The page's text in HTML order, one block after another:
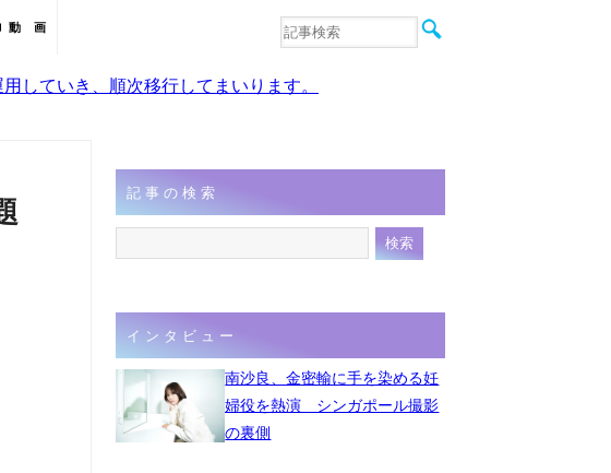
動 画
音楽
していき、順次移行してまいります。
記事の検索
インタビュー
南沙良、金密輸に手を染める妊
婦役を熱演 シンガポール撮影
の裏側